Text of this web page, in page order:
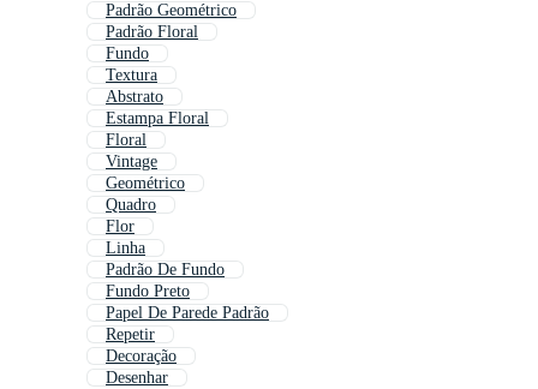
Padrão Geométrico
Padrão Floral
Fundo
Textura
Abstrato
Estampa Floral
Floral
Vintage
Geométrico
Quadro
Flor
Linha
Padrão De Fundo
Fundo Preto
Papel De Parede Padrão
Repetir
Decoração
Desenhar